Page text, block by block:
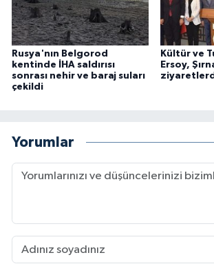
Rusya'nın Belgorod
kentinde İHA saldırısı
sonrası nehir ve baraj suları
çekildi
Kültür ve
Ersoy,
Yorumlar